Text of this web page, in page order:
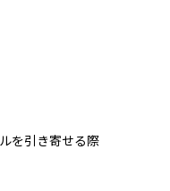
を引き寄せる際